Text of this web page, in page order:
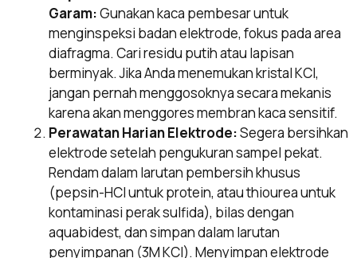
Garam:Gunakan kaca pembesar untuk
menginspeksi badan elektrode, fokus pada area
diafragma. Cari residu putih atau lapisan
berminyak. Jika Anda menemukan kristal KCl,
jangan pernah menggosoknya secara mekanis
karena akan menggores membran kaca sensitif.
Perawatan Harian Elektrode:Segera bersihkan
elektrode setelah pengukuran sampel pekat.
Rendam dalam larutan pembersih khusus
(pepsin-HCl untuk protein, atau thiourea untuk
kontaminasi perak sulfida), bilas dengan
aquabidest, dan simpan dalam larutan
penyimpanan (3M KCl). Menyimpan elektrode